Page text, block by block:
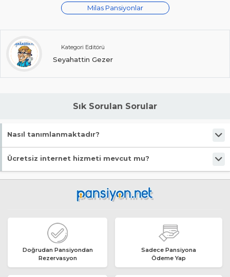
Milas Pansiyonlar
Kategori Editörü
Seyahattin Gezer
Sık Sorulan Sorular
Nasıl tanımlanmaktadır?
Tesis Apart Otel statüsündedir. Öne çıkan özellikleri "Denize Yakın,
Ücretsiz internet hizmeti mevcut mu?
Evet, ücretsiz internet hizmeti sunuluyor.
Doğrudan Pansiyondan
Rezervasyon
Sadece Pansiyona
Ödeme Yap